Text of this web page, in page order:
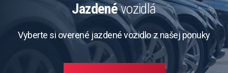
Jazdenévozidlá
Vyberte si overené jazdené vozidlo z našej ponuky